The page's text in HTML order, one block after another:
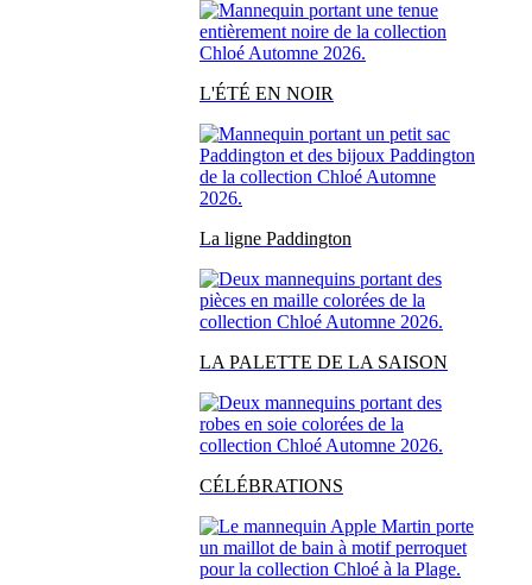
L'ÉTÉ EN NOIR
La ligne Paddington
LA PALETTE DE LA SAISON
CÉLÉBRATIONS